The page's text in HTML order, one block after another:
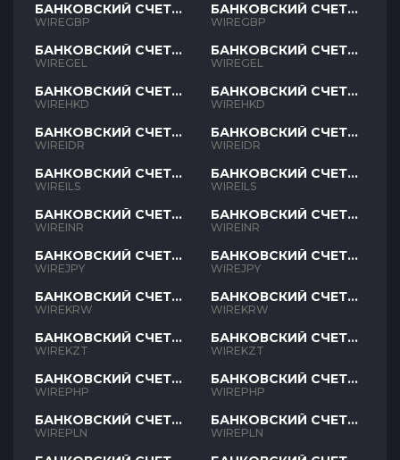
БАНКОВСКИЙ СЧЕТ
GBP
WIREGBP
БАНКОВСКИЙ СЧЕТ
GEL
WIREGEL
БАНКОВСКИЙ СЧЕТ
HKD
WIREHKD
БАНКОВСКИЙ СЧЕТ
IDR
WIREIDR
БАНКОВСКИЙ СЧЕТ
ILS
WIREILS
БАНКОВСКИЙ СЧЕТ
INR
WIREINR
БАНКОВСКИЙ СЧЕТ
JPY
WIREJPY
БАНКОВСКИЙ СЧЕТ
KRW
WIREKRW
БАНКОВСКИЙ СЧЕТ
KZT
WIREKZT
БАНКОВСКИЙ СЧЕТ
PHP
WIREPHP
БАНКОВСКИЙ СЧЕТ
PLN
WIREPLN
БАНКОВСКИЙ СЧЕТ
GBP
WIREGBP
БАНКОВСКИЙ СЧЕТ
GEL
WIREGEL
БАНКОВСКИЙ СЧЕТ
HKD
WIREHKD
БАНКОВСКИЙ СЧЕТ
IDR
WIREIDR
БАНКОВСКИЙ СЧЕТ
ILS
WIREILS
БАНКОВСКИЙ СЧЕТ
INR
WIREINR
БАНКОВСКИЙ СЧЕТ
JPY
WIREJPY
БАНКОВСКИЙ СЧЕТ
KRW
WIREKRW
БАНКОВСКИЙ СЧЕТ
KZT
WIREKZT
БАНКОВСКИЙ СЧЕТ
PHP
WIREPHP
БАНКОВСКИЙ СЧЕТ
PLN
WIREPLN